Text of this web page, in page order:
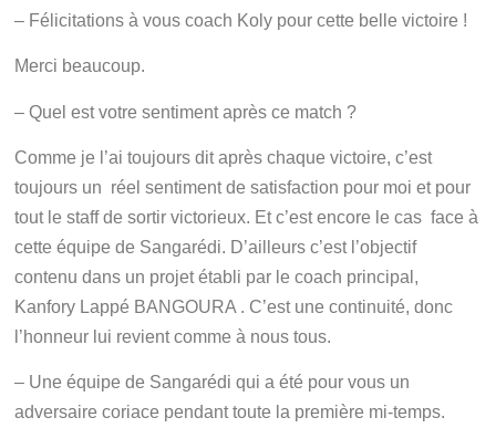
– Félicitations à vous coach Koly pour cette belle victoire !
Merci beaucoup.
– Quel est votre sentiment après ce match ?
Comme je l’ai toujours dit après chaque victoire, c’est
toujours un réel sentiment de satisfaction pour moi et pour
tout le staff de sortir victorieux. Et c’est encore le cas face à
cette équipe de Sangarédi. D’ailleurs c’est l’objectif
contenu dans un projet établi par le coach principal,
Kanfory Lappé BANGOURA . C’est une continuité, donc
l’honneur lui revient comme à nous tous.
– Une équipe de Sangarédi qui a été pour vous un
adversaire coriace pendant toute la première mi-temps.